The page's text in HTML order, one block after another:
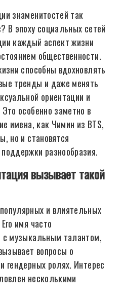
знаменитостей так
В эпоху социальных сетей
каждый аспект жизни
общественности.
способны вдохновлять
тренды и даже менять
ориентации и
особенно заметно в
имена, как Чимин из BTS,
но и становятся
разнообразия.
вызывает такой
и влиятельных
имя часто
с музыкальным талантом,
вопросы о
гендерных ролях. Интерес
несколькими